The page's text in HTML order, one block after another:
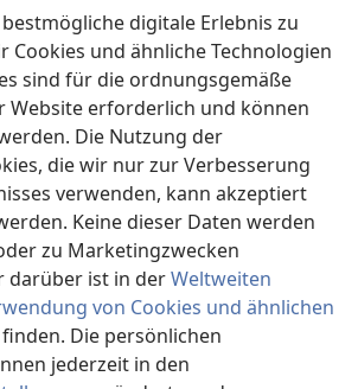
digitale Erlebnis zu
Cookies und ähnliche Technologien
sind für die ordnungsgemäße
Website erforderlich und können
Die Nutzung der
die wir nur zur Verbesserung
verwenden, kann akzeptiert
Keine dieser Daten werden
zu Marketingzwecken
darüber ist in derWeltweiten
von Cookies und ähnlichen
Die persönlichen
jederzeit in den
BIBLIOTHEK
®
Tower Bible and Tract Society of Pennsylvania.
DATENSCHUTZERKLÄRUNG